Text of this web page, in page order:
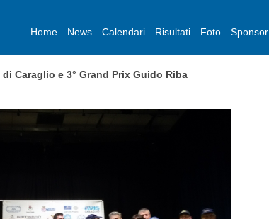
Home News Calendari Risultati Foto Sponsor
Caraglio e 3° Grand Prix Guido Riba